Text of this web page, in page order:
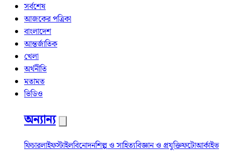
সর্বশেষ
আজকের পত্রিকা
বাংলাদেশ
আন্তর্জাতিক
খেলা
অর্থনীতি
মতামত
ভিডিও
অন্যান্য
ফিচারলাইফস্টাইলবিনোদনশিল্প ও সাহিত্যবিজ্ঞান ও প্রযুক্তিফটোআর্কাইভ